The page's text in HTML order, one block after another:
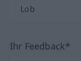
Ihr Feedback*